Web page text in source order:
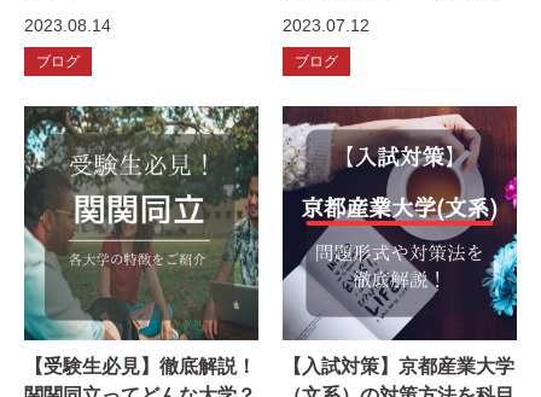
2023.08.14
ブログ
2023.07.12
ブログ
【受験生必見】徹底解説！
【入試対策】京都産業大学